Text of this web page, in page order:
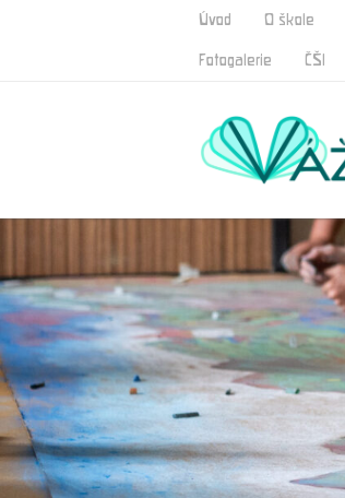
Úvod O škole
Fotogalerie ČŠI